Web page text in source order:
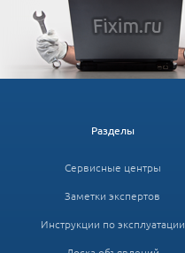
Разделы
Сервисные центры
Заметки экспертов
Инструкции по эксплуатации